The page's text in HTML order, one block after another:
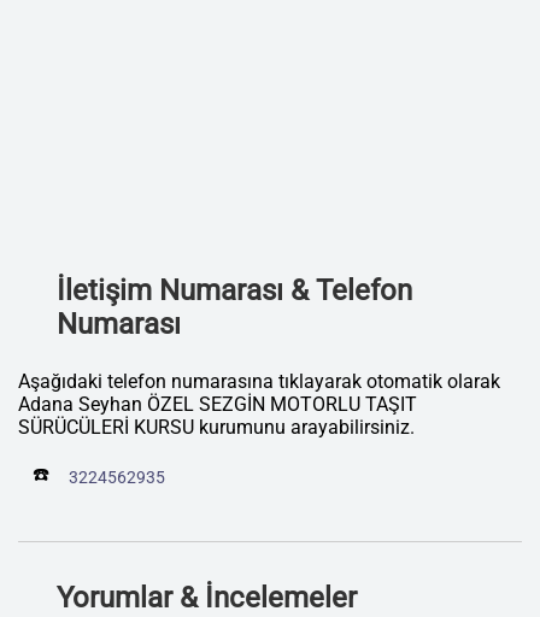
İletişim Numarası & Telefon
Numarası
Aşağıdaki telefon numarasına tıklayarak otomatik olarak
Adana Seyhan ÖZEL SEZGİN MOTORLU TAŞIT
SÜRÜCÜLERİ KURSU kurumunu arayabilirsiniz.
☎️ 3224562935
Yorumlar & İncelemeler